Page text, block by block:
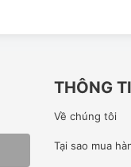
THÔNG
Về chúng tôi
Tại sao mua